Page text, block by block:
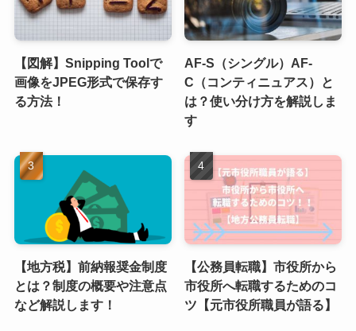
【図解】Snipping Toolで
画像をJPEG形式で保存す
る方法！
AF-S（シングル）AF-
C（コンティニュアス）と
は？使い分け方を解説しま
す
【地方税】前納報奨金制度
とは？制度の概要や注意点
など解説します！
【公務員転職】市役所から
市役所へ転職するためのコ
ツ【元市役所職員が語る】